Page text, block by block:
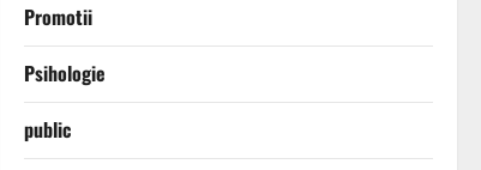
Promotii
Psihologie
public